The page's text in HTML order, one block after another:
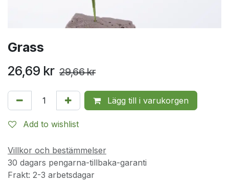
Grass
26,69 kr 29,66kr
Lägg till i varukorgen
Add to wishlist
Villkor och bestämmelser
30 dagars pengarna-tillbaka-garanti
Frakt: 2-3 arbetsdagar